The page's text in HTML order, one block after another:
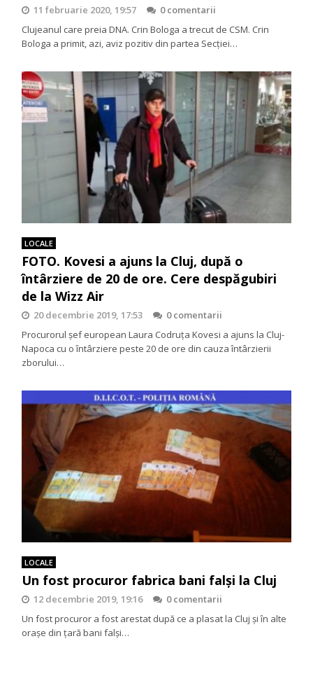
11 februarie 2020, 19:57
0 comentarii
Clujeanul care preia DNA. Crin Bologa a trecut de CSM. Crin
Bologa a primit, azi, aviz pozitiv din partea Secţiei…
LOCALE
FOTO. Kovesi a ajuns la Cluj, după o
întârziere de 20 de ore. Cere despăgubiri
de la Wizz Air
20 decembrie 2019, 17:53
0 comentarii
Procurorul șef european Laura Codruța Kovesi a ajuns la Cluj-
Napoca cu o întârziere peste 20 de ore din cauza întârzierii
zborului…
LOCALE
Un fost procuror fabrica bani falşi la Cluj
12 decembrie 2019, 19:16
0 comentarii
Un fost procuror a fost arestat după ce a plasat la Cluj şi în alte
oraşe din ţară bani falşi…